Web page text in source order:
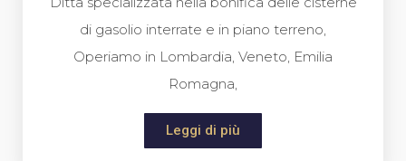
di gasolio interrate e in piano terreno,
Operiamo in Lombardia, Veneto, Emilia
Romagna,
Leggi di più